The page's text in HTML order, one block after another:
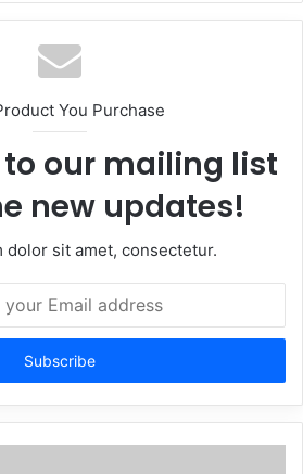
You Purchase
our mailing list
new updates!
dolor sit amet, consectetur.